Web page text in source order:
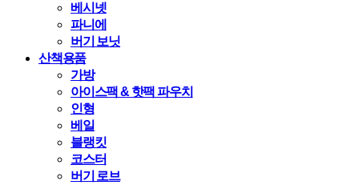
베시넷
파니에
버기 보닛
산책용품
가방
아이스팩 & 핫팩 파우치
인형
베일
블랭킷
코스터
버기 로브